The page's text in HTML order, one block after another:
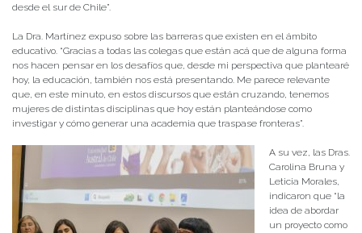
desde el sur de Chile”.
La Dra. Martínez expuso sobre las barreras que existen en el ámbito
educativo. “Gracias a todas las colegas que están acá que de alguna forma
nos hacen pensar en los desafíos que, desde mi perspectiva que plantearé
hoy, la educación, también nos está presentando. Me parece relevante
que, en este minuto, en estos discursos que están cruzando, tenemos
mujeres de distintas disciplinas que hoy están planteándose como
investigar y cómo generar una academia que traspase fronteras”.
A su vez, las Dras.
Carolina Bruna y
Leticia Morales,
indicaron que “la
idea de abordar
un proyecto como